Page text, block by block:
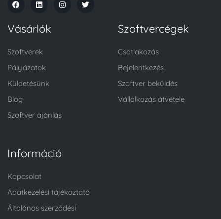
Vásárlók
Szoftverek
Pályázatok
Küldetésünk
Blog
Szoftver ajánlás
Szoftvercégek
Csatlakozás
Bejelentkezés
Szoftver beküldés
Vállalkozás átvétele
Információ
Kapcsolat
Adatkezelési tájékoztató
Általános szerződési